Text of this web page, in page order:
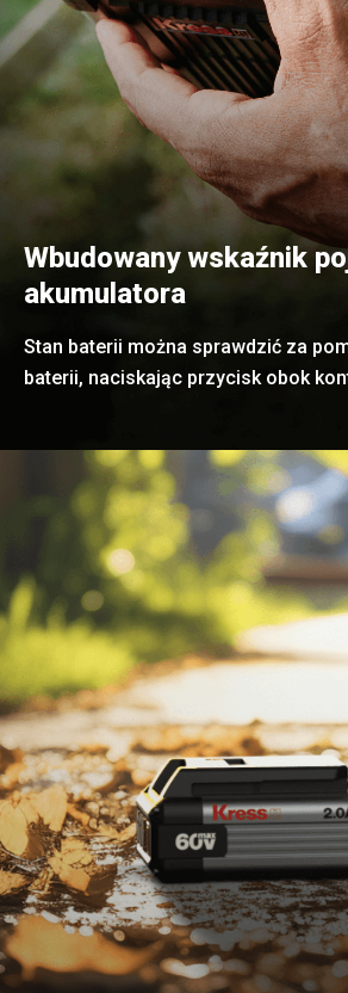
Wbudowany wskaźnik
akumulatora
Stan baterii można sprawdzić za
baterii, naciskając przycisk obok